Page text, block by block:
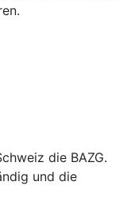
die BAZG.
und die